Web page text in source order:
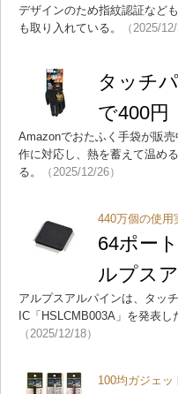
デザインのため指紋認証など
も取り入れている。
（2025/12/
タッチ
で400円
Amazonでおたふく手袋が販
作に対応し、熱を蓄えて温め
る。
（2025/12/26）
440万個の使用
64ポー
ルプス
アルプスアルパインは、タッ
IC「HSLCMB003A」を発表
（2025/12/18）
100均ガジェッ